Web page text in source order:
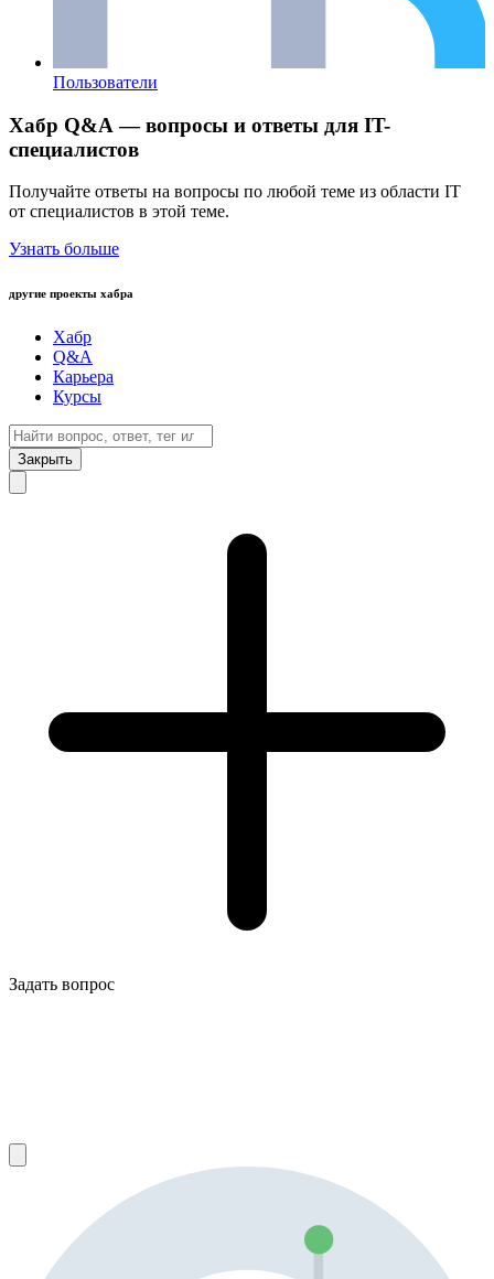
Пользователи
Хабр Q&A — вопросы и ответы для IT-
специалистов
Получайте ответы на вопросы по любой теме из области IT
от специалистов в этой теме.
Узнать больше
другие проекты хабра
Хабр
Q&A
Карьера
Курсы
Закрыть
Задать вопрос